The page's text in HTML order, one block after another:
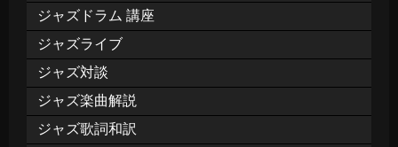
ジャズドラム 講座
ジャズライブ
ジャズ対談
ジャズ楽曲解説
ジャズ歌詞和訳